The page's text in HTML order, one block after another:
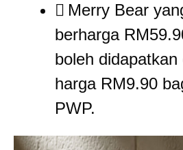
Merry Bear
berharga
boleh didapatkan
harga RM9.90
PWP.